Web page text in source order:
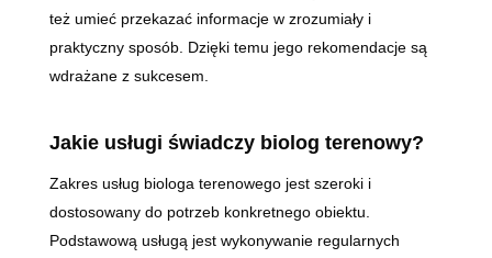
też umieć przekazać informacje w zrozumiały i
praktyczny sposób. Dzięki temu jego rekomendacje są
wdrażane z sukcesem.
Jakie usługi świadczy biolog terenowy?
Zakres usług biologa terenowego jest szeroki i
dostosowany do potrzeb konkretnego obiektu.
Podstawową usługą jest wykonywanie regularnych